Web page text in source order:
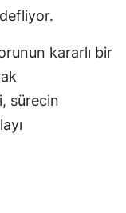
kararlı bir
sürecin